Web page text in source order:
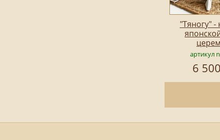
"Тяногу" -
артикул
6